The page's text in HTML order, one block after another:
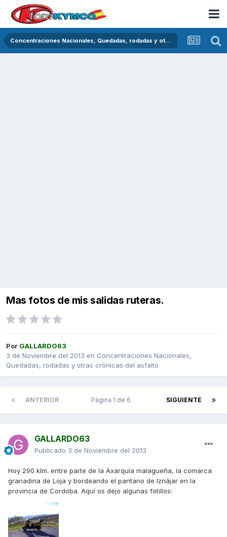
Concentraciones Nacionales, Quedadas, rodadas y otras crónicas del asfalto
Mas fotos de mis salidas ruteras.
Por GALLARDO63
3 de Noviembre del 2013 en Concentraciones Nacionales,
Quedadas, rodadas y otras crónicas del asfalto
ANTERIOR SIGUIENTE
Página 1 de 6
GALLARDO63
Publicado 3 de Noviembre del 2013
Hoy 290 klm. entre parte de la Axarquía malagueña, la comarca
granadina de Loja y bordeando el pantano de Iznájar en la
provincia de Cordoba. Aquí os dejo algunas fotillos: